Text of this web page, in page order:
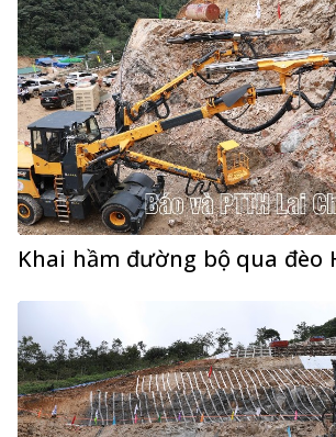
Khai hầm đường bộ qua đèo